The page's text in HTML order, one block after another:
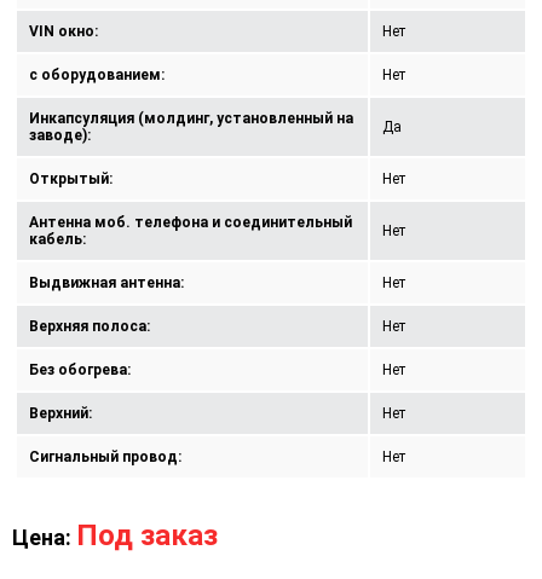
VIN окно: Нет
с оборудованием: Нет
Инкапсуляция (молдинг, установленный на
заводе):
Да
Открытый: Нет
Антенна моб. телефона и соединительный
кабель:
Нет
Выдвижная антенна: Нет
Верхняя полоса: Нет
Без обогрева: Нет
Верхний: Нет
Сигнальный провод: Нет
Цена: Под заказ